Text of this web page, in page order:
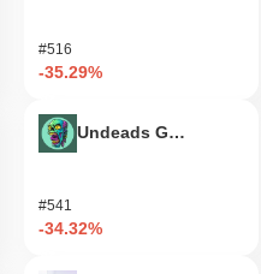
(ETH)
#516
-35.29%
Undeads Games
#541
-34.32%